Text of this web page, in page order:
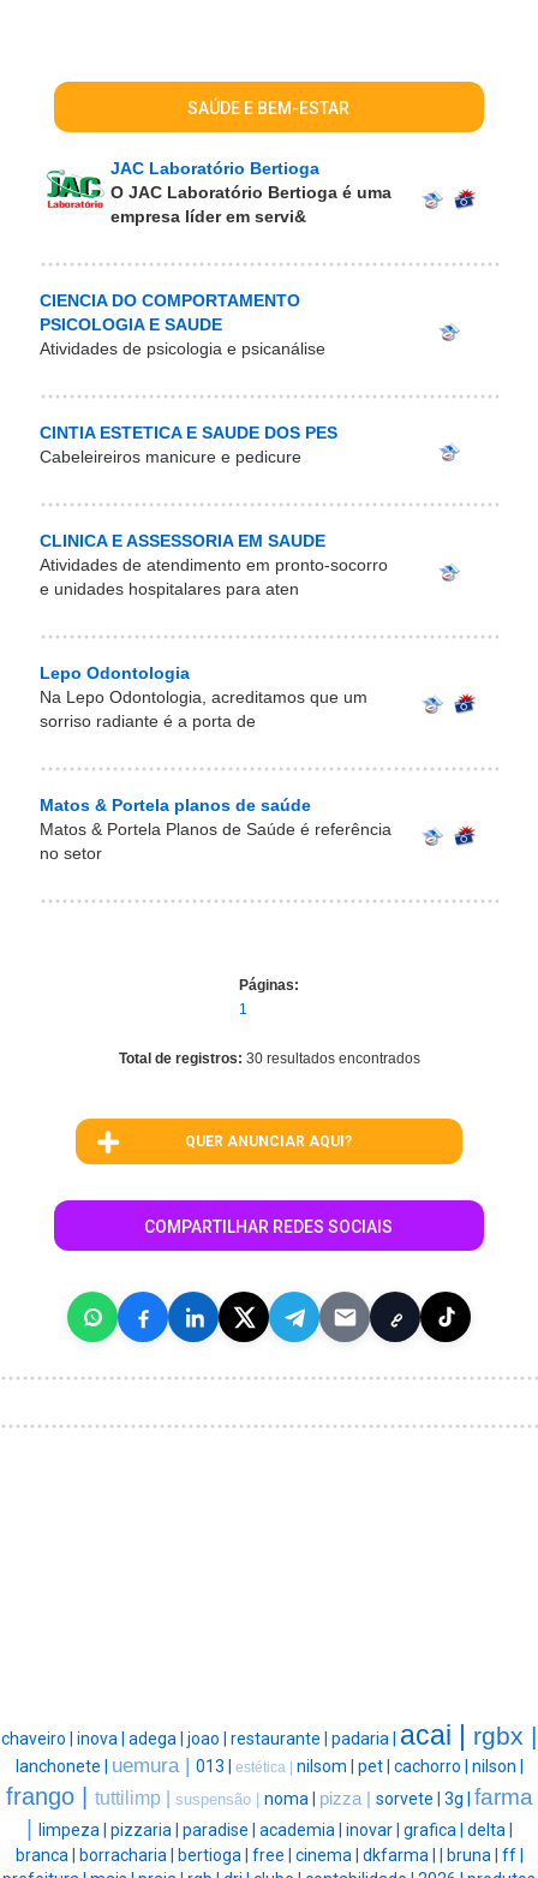
SAÚDE E BEM-ESTAR
JAC Laboratório Bertioga
O JAC Laboratório Bertioga é uma
empresa líder em servi&
CIENCIA DO COMPORTAMENTO
PSICOLOGIA E SAUDE
Atividades de psicologia e psicanálise
CINTIA ESTETICA E SAUDE DOS PES
Cabeleireiros manicure e pedicure
CLINICA E ASSESSORIA EM SAUDE
Atividades de atendimento em pronto-socorro
e unidades hospitalares para aten
Lepo Odontologia
Na Lepo Odontologia, acreditamos que um
sorriso radiante é a porta de
Matos & Portela planos de saúde
Matos & Portela Planos de Saúde é referência
no setor
Páginas:
1
Total de registros: 30 resultados encontrados
QUER ANUNCIAR AQUI?
COMPARTILHAR REDES SOCIAIS
chaveiro | inova | adega | joao | restaurante | padaria | acai | rgbx |
lanchonete | uemura | 013 | estética | nilsom | pet | cachorro | nilson |
frango | tuttilimp | suspensão | noma | pizza | sorvete | 3g | farma
limpeza | pizzaria | paradise | academia | inovar | grafica | delta |
branca |
borracharia | bertioga | free | cinema | dkfarma | bruna | ff |